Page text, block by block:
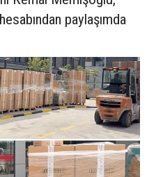
paylaşımda